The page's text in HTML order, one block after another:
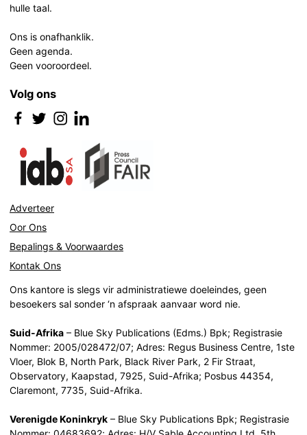
hulle taal.
Ons is onafhanklik.
Geen agenda.
Geen vooroordeel.
Volg ons
Adverteer
Oor Ons
Bepalings & Voorwaardes
Kontak Ons
Ons kantore is slegs vir administratiewe doeleindes, geen
besoekers sal sonder ‘n afspraak aanvaar word nie.
Suid-Afrika – Blue Sky Publications (Edms.) Bpk; Registrasie
Nommer: 2005/028472/07; Adres: Regus Business Centre, 1ste
Vloer, Blok B, North Park, Black River Park, 2 Fir Straat,
Observatory, Kaapstad, 7925, Suid-Afrika; Posbus 44354,
Claremont, 7735, Suid-Afrika.
Verenigde Koninkryk – Blue Sky Publications Bpk; Registrasie